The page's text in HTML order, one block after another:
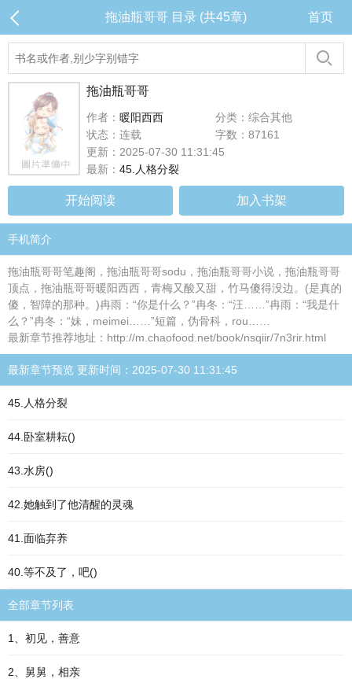
拖油瓶哥哥 目录 (共45章) 首页
拖油瓶哥哥
作者： 暖阳西西
分类：综合其他
状态：连载
字数：87161
更新：2025-07-30 11:31:45
最新： 45.人格分裂
开始阅读 加入书架
手机简介
拖油瓶哥哥笔趣阁，拖油瓶哥哥sodu，拖油瓶哥哥小说，拖油瓶哥哥
顶点，拖油瓶哥哥暖阳西西，青梅又酸又甜，竹马傻得没边。(是真的
傻，智障的那种。)冉雨：“你是什么？”冉冬：“汪……”冉雨：“我是什
么？”冉冬：“妹，meimei……”短篇，伪骨科，rou……
最新章节推荐地址：http://m.chaofood.net/book/nsqiir/7n3rir.html
最新章节预览 更新时间：2025-07-30 11:31:45
45.人格分裂
44.卧室耕耘()
43.水房()
42.她触到了他清醒的灵魂
41.面临弃养
40.等不及了，吧()
全部章节列表
1、初见，善意
2、舅舅，相亲